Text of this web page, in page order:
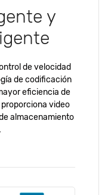
y
de velocidad
de codificación
eficiencia de
video
almacenamiento